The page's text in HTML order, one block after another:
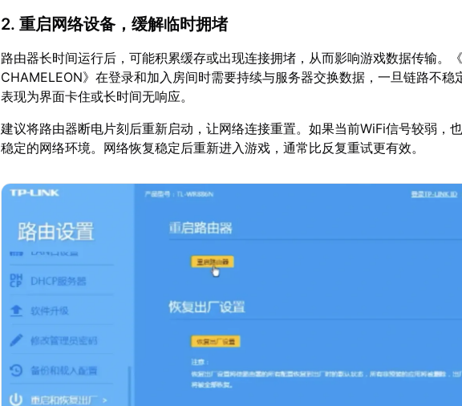
2. 重启网络设备，缓解临时拥堵
路由器长时间运行后，可能积累缓存或出现连接拥堵，从而影响游戏数据传输。
CHAMELEON》在登录和加入房间时需要持续与服务器交换数据，一旦链路不稳
表现为界面卡住或长时间无响应。
建议将路由器断电片刻后重新启动，让网络连接重置。如果当前WiFi信号较弱，
稳定的网络环境。网络恢复稳定后重新进入游戏，通常比反复重试更有效。